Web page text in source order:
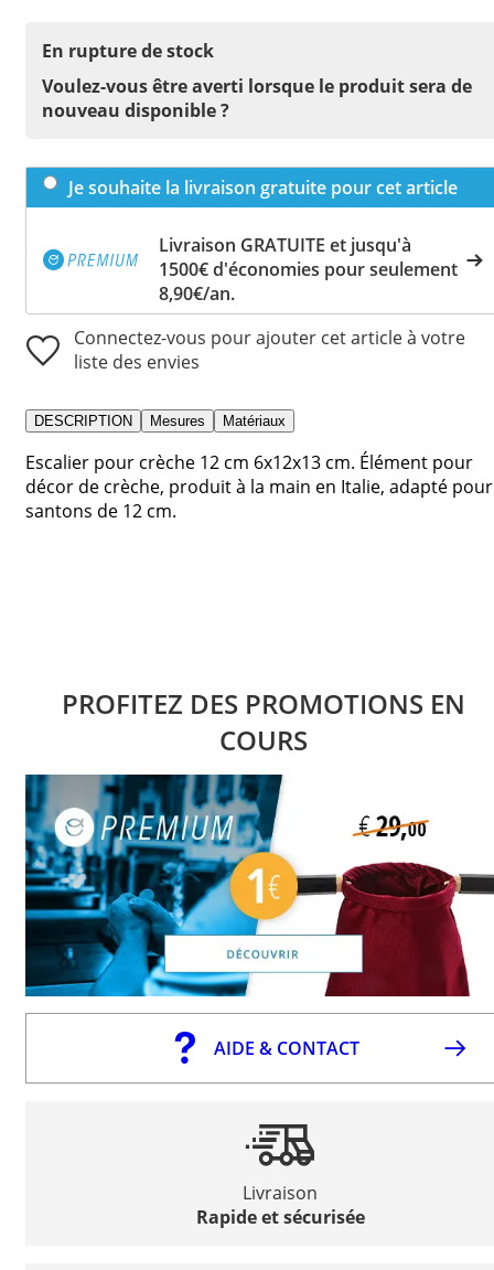
En rupture de stock
Voulez-vous être averti lorsque le produit sera de
nouveau disponible ?
Je souhaite la livraison gratuite pour cet article
Livraison GRATUITE et jusqu'à
1500€ d'économies pour seulement
8,90€/an.
Connectez-vous pour ajouter cet article à votre
liste des envies
DESCRIPTION Mesures Matériaux
Escalier pour crèche 12 cm 6x12x13 cm. Élément pour
décor de crèche, produit à la main en Italie, adapté pour
santons de 12 cm.
PROFITEZ DES PROMOTIONS EN
COURS
AIDE & CONTACT
Livraison
Rapide et sécurisée